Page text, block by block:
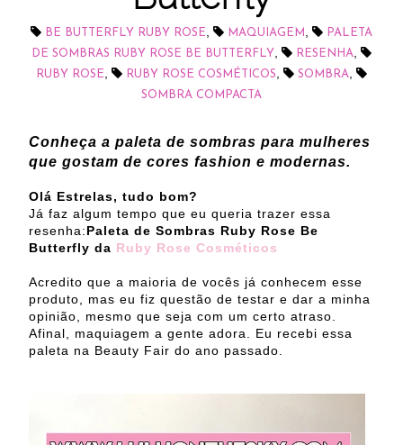
BE BUTTERFLY RUBY ROSE MAQUIAGEM
PALETA
DE SOMBRAS RUBY ROSE BE BUTTERFLY
RESENHA
RUBY ROSE RUBY ROSE COSMÉTICOS SOMBRA
SOMBRA COMPACTA
Conheça a paleta de sombras para mulheres
que gostam de cores fashion e modernas.
Olá Estrelas, tudo bom?
Já faz algum tempo que eu queria trazer essa
resenha:Paleta de Sombras Ruby Rose Be
Butterfly da Ruby Rose Cosméticos
Acredito que a maioria de vocês já conhecem esse
produto, mas eu fiz questão de testar e dar a minha
opinião, mesmo que seja com um certo atraso.
Afinal, maquiagem a gente adora. Eu recebi essa
paleta na Beauty Fair do ano passado.